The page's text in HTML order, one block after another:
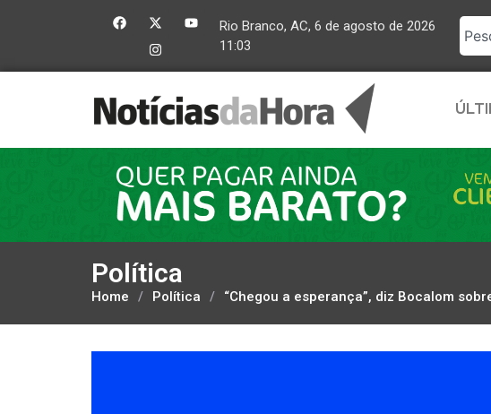
Rio Branco, AC, 6 de agosto de 2026
11:03
Política
Home / Política / “Chegou a esperança”, diz Bocalom